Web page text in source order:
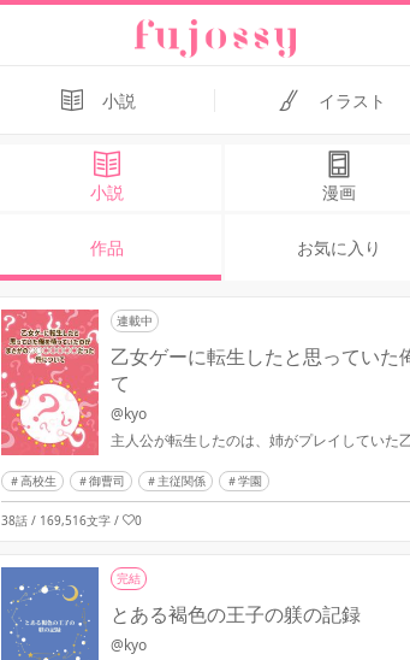
小説 イラスト
小説 漫画
作品 お気に入り
連載中
乙女ゲーに転生したと思って
て
@kyo
主人公が転生したのは、姉がプレイしてい
高校生 御曹司 主従関係 学園
38話 / 169,516文字/ 0
完結
とある褐色の王子の躾の記録
@kyo